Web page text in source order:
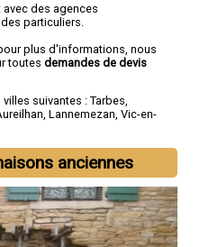
des agences
particuliers.
plus d'informations, nous
toutes demandes de devis
suivantes : Tarbes,
, Lannemezan, Vic-en-
anciennes